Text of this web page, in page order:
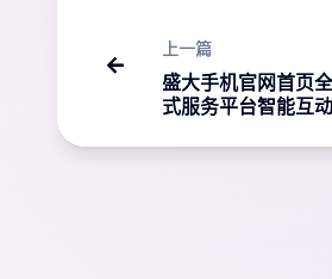
上一篇
盛大手机官网首页
式服务平台智能互动